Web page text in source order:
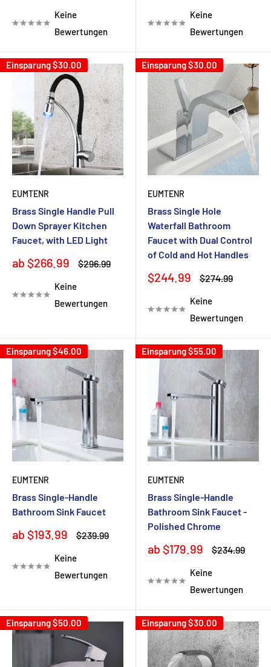
Keine
Bewertungen
Keine
Bewertungen
Einsparung$30.00
EUMTENR
Brass Single Handle Pull
Down Sprayer Kitchen
Faucet, with LED Light
Sonderpreis
ab $266.99 Normalpreis
$296.99
Keine
Bewertungen
Einsparung$30.00
EUMTENR
Brass Single Hole
Waterfall Bathroom
Faucet with Dual Control
of Cold and Hot Handles
Sonderpreis
$244.99 Normalpreis
$274.99
Keine
Bewertungen
Einsparung$46.00
EUMTENR
Brass Single-Handle
Bathroom Sink Faucet
Sonderpreis
ab $193.99 Normalpreis
$239.99
Keine
Bewertungen
Einsparung$55.00
EUMTENR
Brass Single-Handle
Bathroom Sink Faucet -
Polished Chrome
Sonderpreis
ab $179.99 Normalpreis
$234.99
Keine
Bewertungen
Einsparung$50.00 Einsparung$30.00